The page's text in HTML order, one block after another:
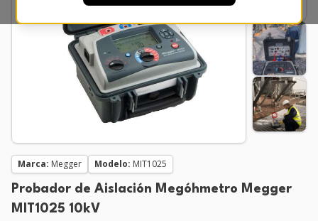
Marca: Megger Modelo: MIT1025
Probador de Aislación Megóhmetro Megger
MIT1025 10kV